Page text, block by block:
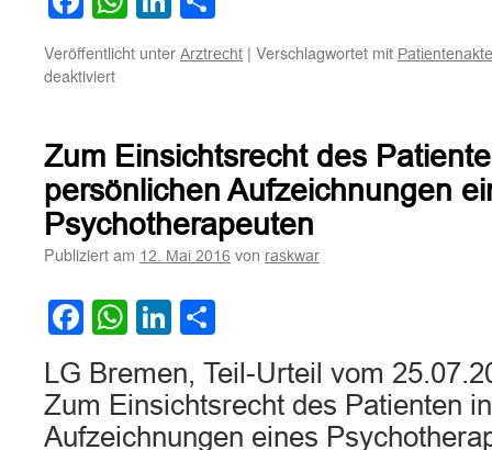
Veröffentlicht unter Arztrecht | Verschlagwortet mit
deaktiviertfür
von
nächsten
Angehörigen
bzw.
Erben
auf
die
Patientenakte
Verstorbenen
Zum Einsichtsrecht des
persönlichen Aufzeichnungen
Psychotherapeuten
Publiziert am 12. Mai 2016 von raskwar
Facebook
WhatsApp
LinkedIn
LG Bremen, Teil-Urteil vom
Zum Einsichtsrecht des Patienten
Aufzeichnungen eines